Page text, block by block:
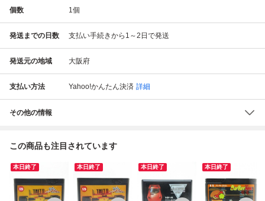
個数 1個
発送までの日数 支払い手続きから1～2日で発送
発送元の地域 大阪府
支払い方法 Yahoo!かんたん決済 詳細
その他の情報
この商品も注目されています
本日終了 本日終了 本日終了 本日終了